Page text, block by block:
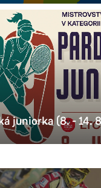
juniorka (8. - 14.